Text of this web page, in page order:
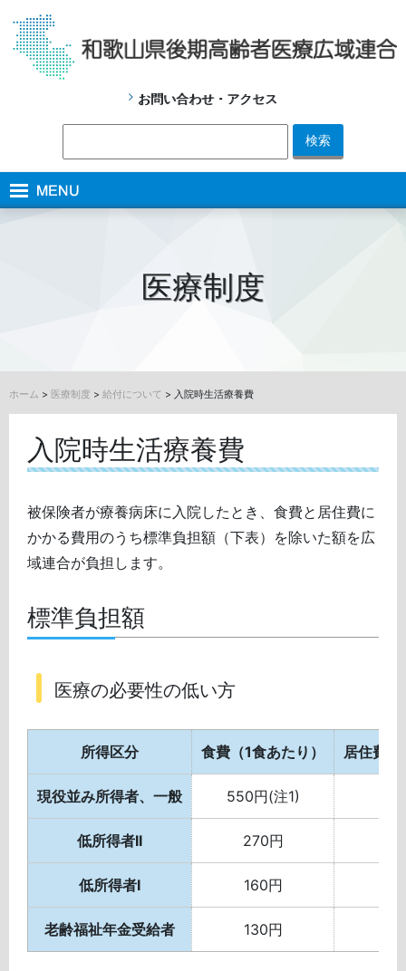
お問い合わせ・アクセス
医療制度
ホーム > 医療制度 > 給付について > 入院時生活療養費
入院時生活療養費
被保険者が療養病床に入院したとき、食費と居住費に
かかる費用のうち標準負担額（下表）を除いた額を広
域連合が負担します。
標準負担額
医療の必要性の低い方
所得区分 食費（1食あたり） 居住費
現役並み所得者、一般 550円(注1)
低所得者II 270円
低所得者I 160円
老齢福祉年金受給者 130円